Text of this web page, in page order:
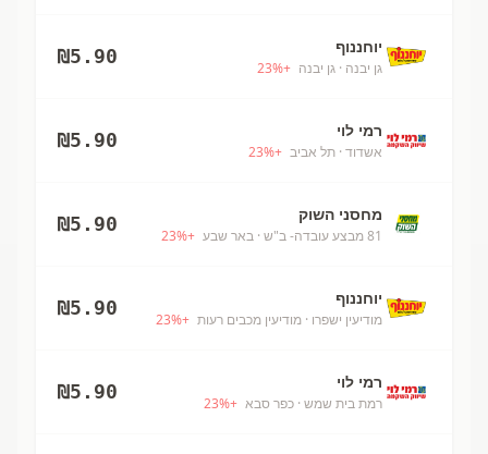
יוחננוף
גן יבנה · גן יבנה +
23%
₪5.90
רמי לוי
אשדוד · תל אביב +
23%
₪5.90
מחסני השוק
81 מבצע עובדה- ב"ש · באר שבע +
23%
₪5.90
יוחננוף
מודיעין ישפרו · מודיעין מכבים רעות +
23%
₪5.90
רמי לוי
רמת בית שמש · כפר סבא +
23%
₪5.90